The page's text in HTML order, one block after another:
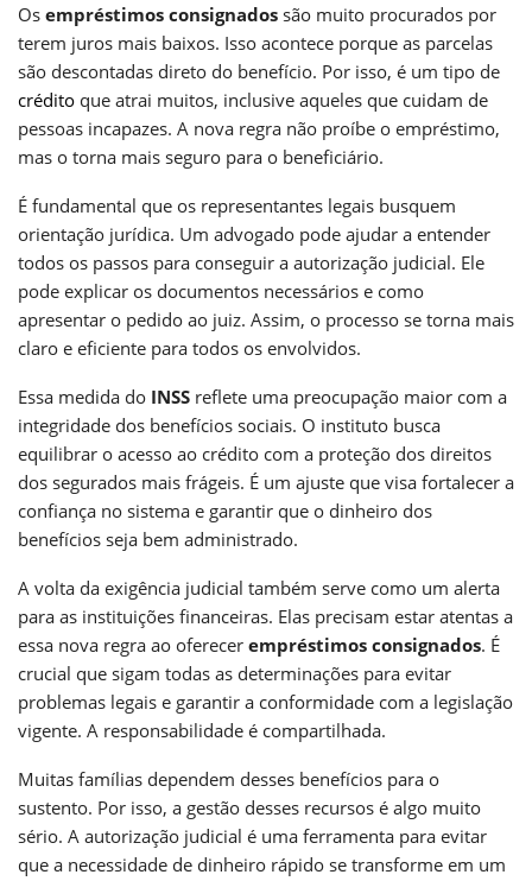
Os empréstimos consignados são muito procurados por
terem juros mais baixos. Isso acontece porque as parcelas
são descontadas direto do benefício. Por isso, é um tipo de
crédito que atrai muitos, inclusive aqueles que cuidam de
pessoas incapazes. A nova regra não proíbe o empréstimo,
mas o torna mais seguro para o beneficiário.
É fundamental que os representantes legais busquem
orientação jurídica. Um advogado pode ajudar a entender
todos os passos para conseguir a autorização judicial. Ele
pode explicar os documentos necessários e como
apresentar o pedido ao juiz. Assim, o processo se torna mais
claro e eficiente para todos os envolvidos.
Essa medida do INSS reflete uma preocupação maior com a
integridade dos benefícios sociais. O instituto busca
equilibrar o acesso ao crédito com a proteção dos direitos
dos segurados mais frágeis. É um ajuste que visa fortalecer a
confiança no sistema e garantir que o dinheiro dos
benefícios seja bem administrado.
A volta da exigência judicial também serve como um alerta
para as instituições financeiras. Elas precisam estar atentas a
essa nova regra ao oferecer empréstimos consignados. É
crucial que sigam todas as determinações para evitar
problemas legais e garantir a conformidade com a legislação
vigente. A responsabilidade é compartilhada.
Muitas famílias dependem desses benefícios para o
sustento. Por isso, a gestão desses recursos é algo muito
sério. A autorização judicial é uma ferramenta para evitar
que a necessidade de dinheiro rápido se transforme em um